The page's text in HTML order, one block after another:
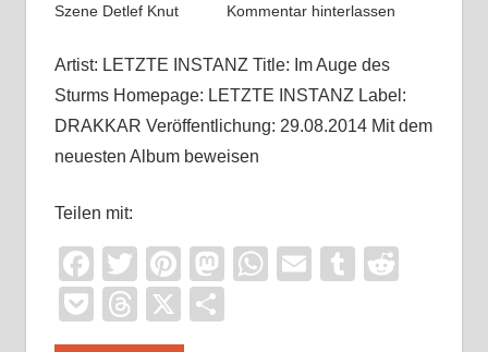
Szene Detlef Knut
Kommentar hinterlassen
Artist: LETZTE INSTANZ Title: Im Auge des
Sturms Homepage: LETZTE INSTANZ Label:
DRAKKAR Veröffentlichung: 29.08.2014 Mit dem
neuesten Album beweisen
Teilen mit:
Facebook
TwitterPinterest
Mastodon
WhatsApp
EmailTumblr
PocketThreads
X